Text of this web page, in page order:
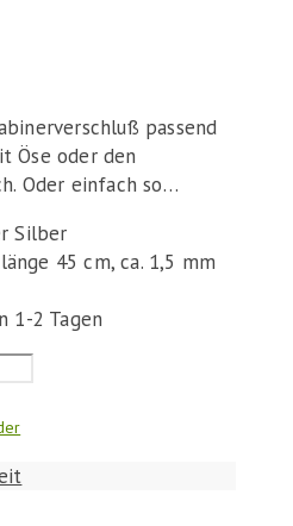
passend
Öse oder den
Oder einfach so…
Silber
45 cm, ca. 1,5 mm
1-2 Tagen